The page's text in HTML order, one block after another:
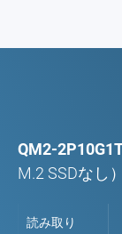
QM2-
M.2 SSDなし）
読み取り